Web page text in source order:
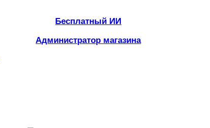
Бесплатный ИИ
Администратор магазина